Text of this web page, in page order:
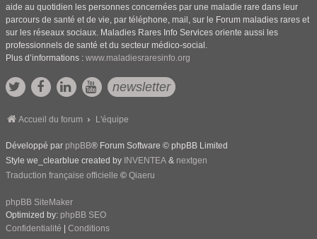
aide au quotidien les personnes concernées par une maladie rare dans leur
parcours de santé et de vie, par téléphone, mail, sur le Forum maladies rares et
sur les réseaux sociaux. Maladies Rares Info Services oriente aussi les
professionnels de santé et du secteur médico-social.
Plus d’informations : www.maladiesraresinfo.org
newsletter
Accueil du forum L'équipe
Développé par phpBB® Forum Software © phpBB Limited
Style we_clearblue created by INVENTEA & nextgen
Traduction française officielle © Qiaeru
phpBB SiteMaker
Optimized by: phpBB SEO
Confidentialité
Conditions